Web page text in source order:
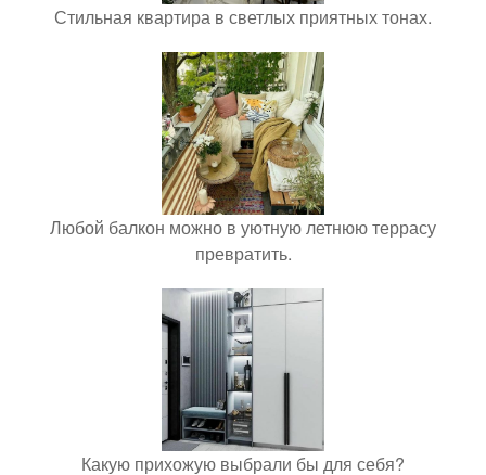
Стильная квартира в светлых приятных тонах.
Любой балкон можно в уютную летнюю террасу
превратить.
Какую прихожую выбрали бы для себя?